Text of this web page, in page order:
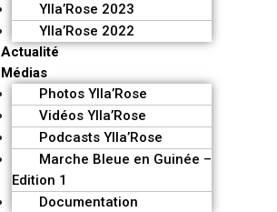
Ylla’Rose 2023
Ylla’Rose 2022
Actualité
Médias
Photos Ylla’Rose
Vidéos Ylla’Rose
Podcasts Ylla’Rose
Marche Bleue en Guinée –
Edition 1
Documentation